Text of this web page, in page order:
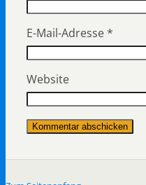
E-Mail-Adresse *
Website